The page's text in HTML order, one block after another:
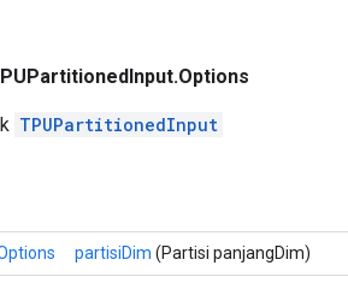
TPUPartitionedInput
partisiDim (Partisi panjangDim)